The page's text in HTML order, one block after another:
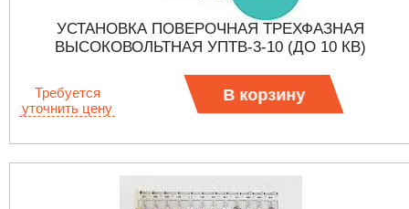
УСТАНОВКА ПОВЕРОЧНАЯ ТРЕХФАЗНАЯ
ВЫСОКОВОЛЬТНАЯ УПТВ-3-10 (ДО 10 КВ)
Требуется
уточнить цену
В корзину